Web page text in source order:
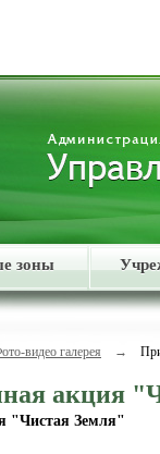
зоны
видео галерея →
акция
"Чистая Земля"